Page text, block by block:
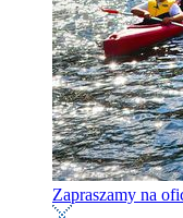
Zapraszamy na